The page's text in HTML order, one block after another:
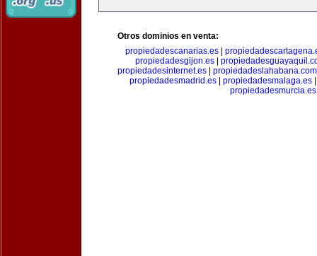
Otros dominios en venta:
propiedadescanarias.es|
propiedadesgijon.es
propiedadesinternet.es
propiedadeslahabana.com
propiedadesmadrid.es
propiedadesmalaga.es
propiedadesmurcia.es